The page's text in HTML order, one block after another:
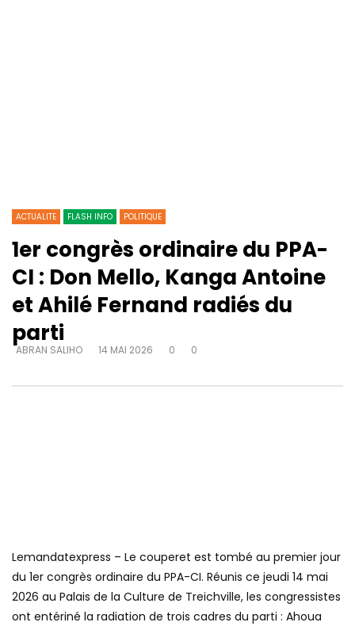
ACTUALITE FLASH INFO POLITIQUE
1er congrès ordinaire du PPA-
CI : Don Mello, Kanga Antoine
et Ahilé Fernand radiés du
parti
ABRAN SALIHO 14 MAI 2026 0 0
Lemandatexpress – Le couperet est tombé au premier jour
du 1er congrès ordinaire du PPA-CI. Réunis ce jeudi 14 mai
2026 au Palais de la Culture de Treichville, les congressistes
ont entériné la radiation de trois cadres du parti : Ahoua